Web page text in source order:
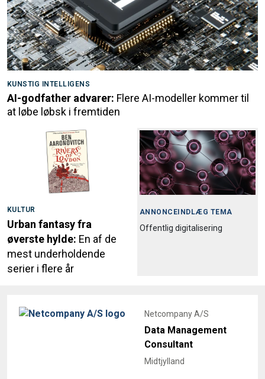
KUNSTIG INTELLIGENS
AI-godfather advarer: Flere AI-modeller kommer til
at løbe løbsk i fremtiden
KULTUR
Urban fantasy fra
øverste hylde: En af de
mest underholdende
serier i flere år
ANNONCEINDLÆG TEMA
Offentlig digitalisering
Netcompany A/S
Data Management
Consultant
Midtjylland